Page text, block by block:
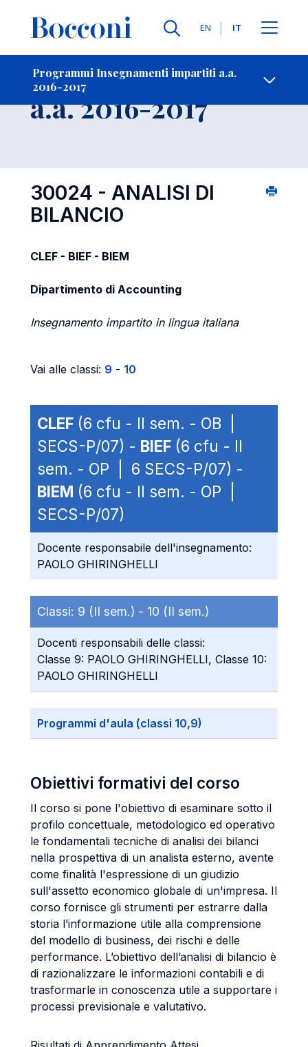
Lingue
EN IT
Programmi Insegnamenti impartiti a.a.
2016-2017
-
Insegnamento
a.a. 2016-2017
30024 - ANALISI DI
BILANCIO
CLEF - BIEF - BIEM
Dipartimento di Accounting
Insegnamento impartito in lingua italiana
Vai alle classi: 9 - 10
CLEF (6 cfu - II sem. - OB |
SECS-P/07) - BIEF (6 cfu - II
sem. - OP | 6 SECS-P/07) -
BIEM (6 cfu - II sem. - OP |
SECS-P/07)
Docente responsabile dell'insegnamento:
PAOLO GHIRINGHELLI
Classi: 9 (II sem.) - 10 (II sem.)
Docenti responsabili delle classi:
Classe 9: PAOLO GHIRINGHELLI, Classe 10:
PAOLO GHIRINGHELLI
Programmi d'aula (classi 10,9)
Obiettivi formativi del corso
Il corso si pone l'obiettivo di esaminare sotto il
profilo concettuale, metodologico ed operativo
le fondamentali tecniche di analisi dei bilanci
nella prospettiva di un analista esterno, avente
come finalità l'espressione di un giudizio
sull'assetto economico globale di un'impresa. Il
corso fornisce gli strumenti per estrarre dalla
storia l’informazione utile alla comprensione
del modello di business, dei rischi e delle
performance. L’obiettivo dell’analisi di bilancio è
di razionalizzare le informazioni contabili e di
trasformarle in conoscenza utile a supportare i
processi previsionale e valutativo.